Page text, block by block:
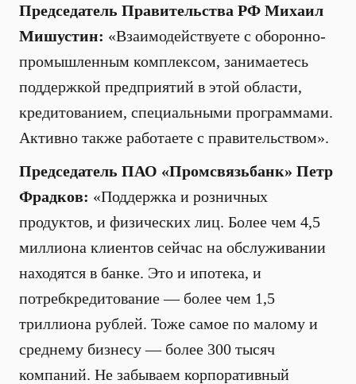
Председатель Правительства РФ Михаил
Мишустин: «Взаимодействуете с оборонно-
промышленным комплексом, занимаетесь
поддержкой предприятий в этой области,
кредитованием, специальными программами.
Активно также работаете с правительством».
Председатель ПАО «Промсвязьбанк» Петр
Фрадков: «Поддержка и розничных
продуктов, и физических лиц. Более чем 4,5
миллиона клиентов сейчас на обслуживании
находятся в банке. Это и ипотека, и
потребкредитование — более чем 1,5
триллиона рублей. Тоже самое по малому и
среднему бизнесу — более 300 тысяч
компаний. Не забываем корпоративный